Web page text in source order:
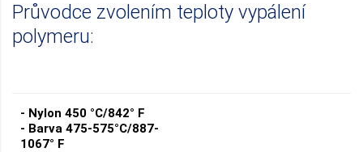
Průvodce zvolením teploty vypálení
polymeru:
- Nylon 450 °C/842° F
- Barva 475-575°C/887-
1067° F